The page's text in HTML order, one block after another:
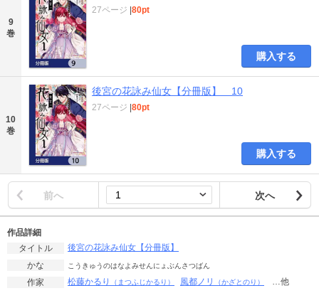
9
巻
27ページ |80pt
購入する
10
巻
後宮の花詠み仙女【分冊版】 10
27ページ |80pt
購入する
前へ 次へ
作品詳細
タイトル
後宮の花詠み仙女【分冊版】
かな
こうきゅうのはなよみせんにょぶんさつばん
作家 松藤かるり （まつふじかるり） 風都ノリ （かざとのり）
…他